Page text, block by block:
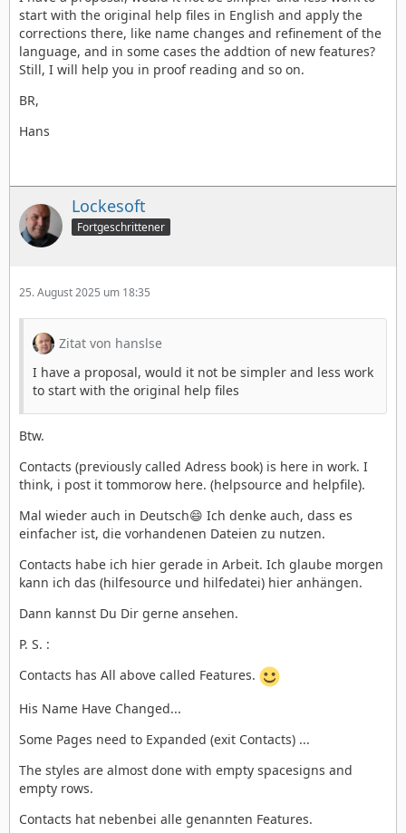
start with the original help files in English and apply the
corrections there, like name changes and refinement of the
language, and in some cases the addtion of new features?
Still, I will help you in proof reading and so on.
BR,
Hans
Lockesoft
Fortgeschrittener
25. August 2025 um 18:35
Zitat von hanslse
I have a proposal, would it not be simpler and less work
to start with the original help files
Btw.
Contacts (previously called Adress book) is here in work. I
think, i post it tommorow here. (helpsource and helpfile).
Mal wieder auch in Deutsch😄 Ich denke auch, dass es
einfacher ist, die vorhandenen Dateien zu nutzen.
Contacts habe ich hier gerade in Arbeit. Ich glaube morgen
kann ich das (hilfesource und hilfedatei) hier anhängen.
Dann kannst Du Dir gerne ansehen.
P. S. :
Contacts has All above called Features.
His Name Have Changed...
Some Pages need to Expanded (exit Contacts) ...
The styles are almost done with empty spacesigns and
empty rows.
Contacts hat nebenbei alle genannten Features.